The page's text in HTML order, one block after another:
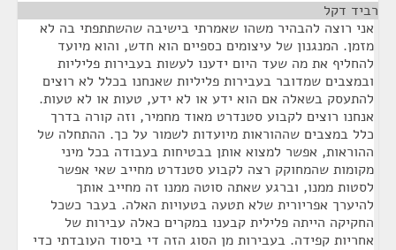
רביד דקל
אני רוצה להבהיר משהו שאמרתי בישיבה שהשתתפתי בה לא
מזמן. המנגנון של עיצומים כספיים הוא חדש, והוא מיועד
להחליף את מה שעד היום ידענו לעשות בעבירות פליליות
ובמצבים שמדובר בעבירות פליליות שאנחנו בכלל לא רוצים
להתעסק בשאלה אם הוא ידע או לא ידע, טעות או לא טעות.
אנחנו רוצים לקבוע סטנדרט מאוד מחמיר, וזה קורה בדרך
כלל במצבים שההוראות מיועדות לשמור על כך. ההתחלה של
ההוראות, אפשר למצוא אותן בבטיחות בעבודה בכל מיני
מקומות שהמחוקק רצה לקבוע סטנדרט מחייב שאי אפשר
לסטות ממנו, וברגע שאתה סוטה ממנו זה מחייב אותך
להיערך אפריורית שלא תטעה בטעויות האלה. בעבר כשכל
החקיקה הייתה פלילית קבענו במקרים כאלה עבירות של
אחריות קפידה. בעבירות מן הסוג הזה די ביסוד העובדתי כדי